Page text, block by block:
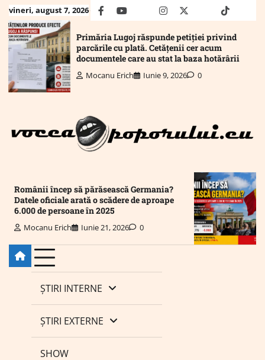
Skip
to
content
vineri, august 7, 2026 facebookyoutubeMailinstagram
twitter truthtiktok
Primăria Lugoj răspunde petiției privind
parcările cu plată. Cetățenii cer acum
documentele care au stat la baza hotărârii
Mocanu Erich Iunie 9, 2026 0
Românii încep să părăsească Germania?
Datele oficiale arată o scădere de aproape
6.000 de persoane în 2025
Mocanu Erich Iunie 21, 2026 0
ȘTIRI INTERNE
ȘTIRI EXTERNE
SHOW